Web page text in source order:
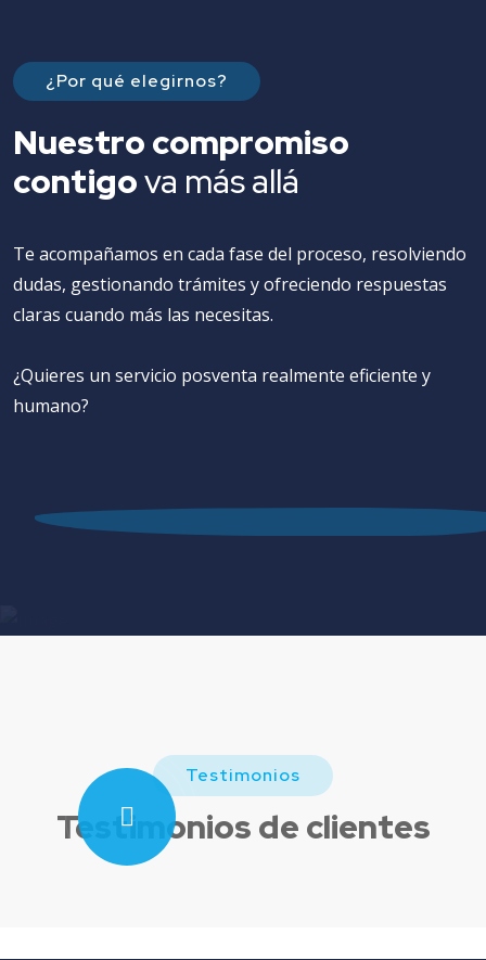
¿Por qué elegirnos?
Nuestro compromiso
contigova más allá
Te acompañamos en cada fase del proceso, resolviendo
dudas, gestionando trámites y ofreciendo respuestas
claras cuando más las necesitas.
¿Quieres un servicio posventa realmente eficiente y
humano?
Testimonios
Testimonios de clientes